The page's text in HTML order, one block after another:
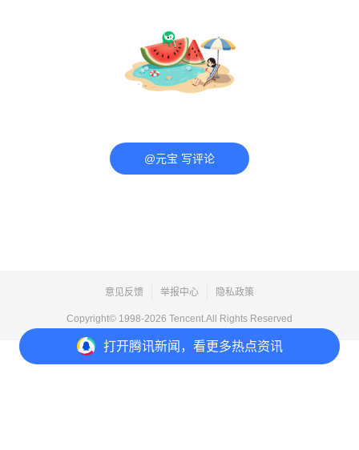
打开腾讯新闻，看更多热点资讯
@元宝 写评论
意见反馈 举报中心 隐私政策
Copyright© 1998-2026 Tencent.All Rights Reserved